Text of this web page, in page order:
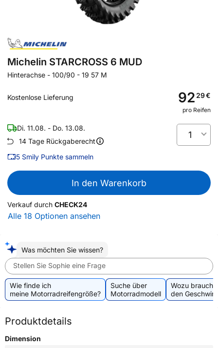
Michelin STARCROSS 6 MUD
Hinterachse - 100/90 - 19 57 M
Kostenlose Lieferung 92 29€
pro Reifen
Di. 11.08. - Do. 13.08.
14 Tage Rückgaberecht
5 Smily Punkte sammeln
1
In den Warenkorb
Verkauf durch CHECK24
Alle 18 Optionen ansehen
Was möchten Sie wissen?
Stellen Sie Sophie eine Frage
Wie finde ich
meine Motorradreifengröße?
Suche über
Motorradmodell
Wozu
den
Produktdetails
Dimension